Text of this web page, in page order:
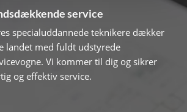
service
specialuddannede teknikere dækker
landet med fuldt udstyrede
Vi kommer til dig og sikrer
og effektiv service.